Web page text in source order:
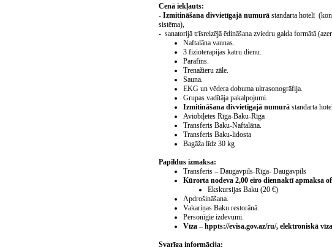
Cenā iekļauts:
- Izmitināšana divvietīgajā numurā standarta hotelī
sistēma),
- sanatorijā trīsreizējā ēdināšana zviedru galda formātā
Naftalāna vannas.
3 fizioterapijas katru dienu.
Parafīns.
Trenažieru zāle.
Sauna.
EKG un vēdera dobuma ultrasonogrāfija.
Grupas vadītāja pakalpojumi.
Izmitināšana divvietīgajā numurā standarta
Aviobiļetes Rīga-Baku-Rīga
Transferis Baku-Naftalāna.
Transferis Baku-lidosta
Bagāža līdz 30 kg
Papildus izmaksa:
Transferis – Daugavpils-Rīga- Daugavpils
Kūrorta nodeva 2,00 eiro diennaktī apmaksa
Ekskursijas Baku (20 €)
Apdrošināšana.
Vakariņas Baku restorānā.
Personīgie izdevumi.
Vīza – hppts://evisa.gov.az/ru/, elektroniskā
Svarīga informācija: